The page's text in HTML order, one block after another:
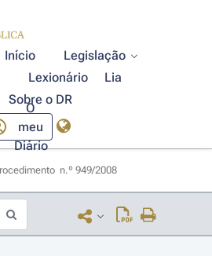
Início
Legislação
Lexionário
Lia
Sobre o DR
O
meu
Diário
n.º 949/2008